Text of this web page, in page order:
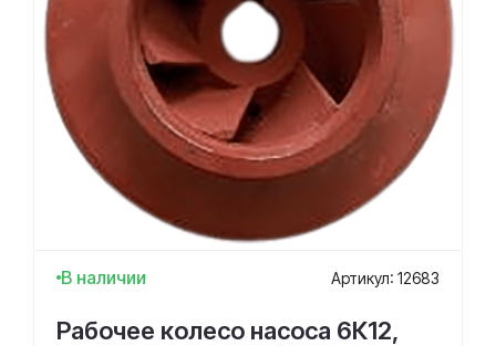
В наличии Артикул: 12683
Рабочее колесо насоса 6К12,